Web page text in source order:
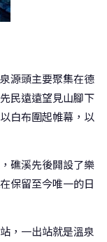
源頭主要聚集在德
民遠遠望見山腳下
白布圍起帷幕，以
礁溪先後開設了樂
保留至今唯一的日
，一出站就是溫泉